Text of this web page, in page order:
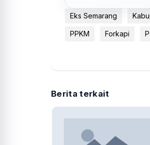
Eks Semarang
PPKM Forkapi
Berita terkait